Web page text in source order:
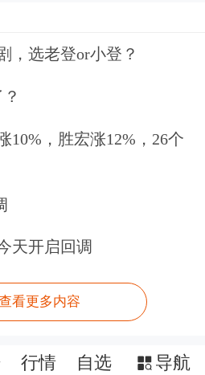
，选老登or小登？
10%，胜宏涨12%，26个
天开启回调
看更多内容
行情 自选 导航